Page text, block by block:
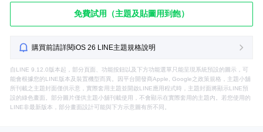
免費試用（主題及貼圖用到飽）
購買前請詳閱iOS 26 LINE主題規格說明
自LINE 9.12.0版本起，部分頁面、功能按鈕以及下方功能選單只能呈現系統預設的圖示，可
能會根據您的LINE版本及裝置機型而異。因平台開發商Apple, Google之政策規格，主題小舖
所刊載之主題封面僅供示意，實際套用主題並開啟LINE應用程式時，主題封面將顯示LINE預
設的綠色畫面。部分圖片僅供主題小舖刊載使用，不會顯示在實際套用的主題內。若您使用的
LINE非最新版本，部分畫面設計可能與下方示意圖有所不同。